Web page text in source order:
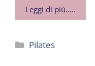
Leggi di più…..
Categorie
Pilates